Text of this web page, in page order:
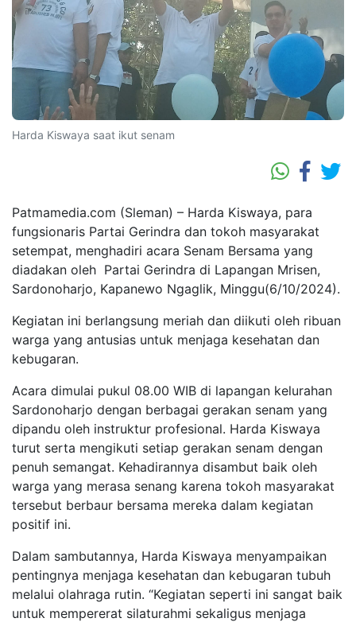
Harda Kiswaya saat ikut senam
Patmamedia.com (Sleman) – Harda Kiswaya, para
fungsionaris Partai Gerindra dan tokoh masyarakat
setempat, menghadiri acara Senam Bersama yang
diadakan oleh Partai Gerindra di Lapangan Mrisen,
Sardonoharjo, Kapanewo Ngaglik, Minggu(6/10/2024).
Kegiatan ini berlangsung meriah dan diikuti oleh ribuan
warga yang antusias untuk menjaga kesehatan dan
kebugaran.
Acara dimulai pukul 08.00 WIB di lapangan kelurahan
Sardonoharjo dengan berbagai gerakan senam yang
dipandu oleh instruktur profesional. Harda Kiswaya
turut serta mengikuti setiap gerakan senam dengan
penuh semangat. Kehadirannya disambut baik oleh
warga yang merasa senang karena tokoh masyarakat
tersebut berbaur bersama mereka dalam kegiatan
positif ini.
Dalam sambutannya, Harda Kiswaya menyampaikan
pentingnya menjaga kesehatan dan kebugaran tubuh
melalui olahraga rutin. “Kegiatan seperti ini sangat baik
untuk mempererat silaturahmi sekaligus menjaga